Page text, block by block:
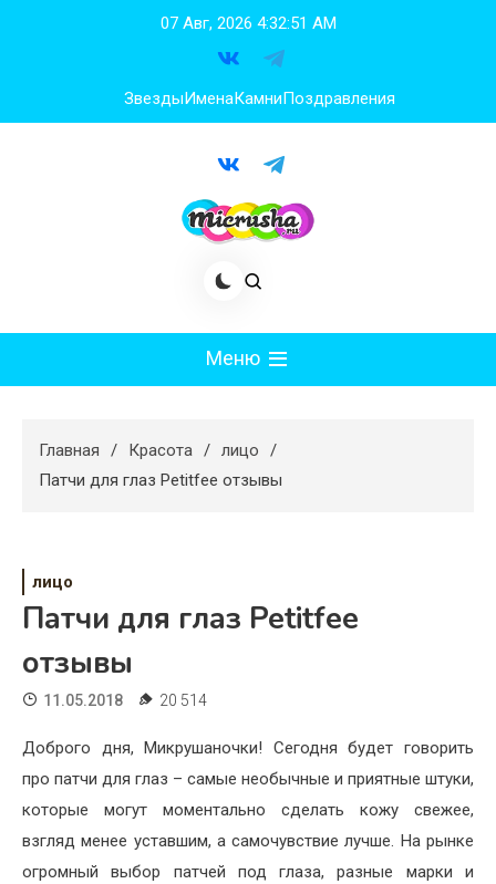
07 Авг, 2026 4:32:52 AM
ЗвездыИменаКамниПоздравления
Меню
Худеем
Свадьба
Жизнь
Хобби
Красота
Недвижимость
Главная Красота
лицо
Патчи для глаз Petitfee отзывы
лицо
Патчи для глаз Petitfee
отзывы
11.05.2018 20 514
Доброго дня, Микрушаночки! Сегодня будет говорить
про патчи для глаз – самые необычные и приятные штуки,
которые могут моментально сделать кожу свежее,
взгляд менее уставшим, а самочувствие лучше. На рынке
огромный выбор патчей под глаза, разные марки и